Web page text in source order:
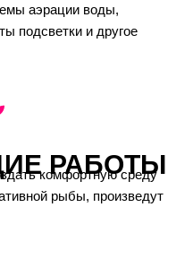
аэрации воды,
подсветки и другое
РАБОТЫ
комфортную среду
рыбы, произведут